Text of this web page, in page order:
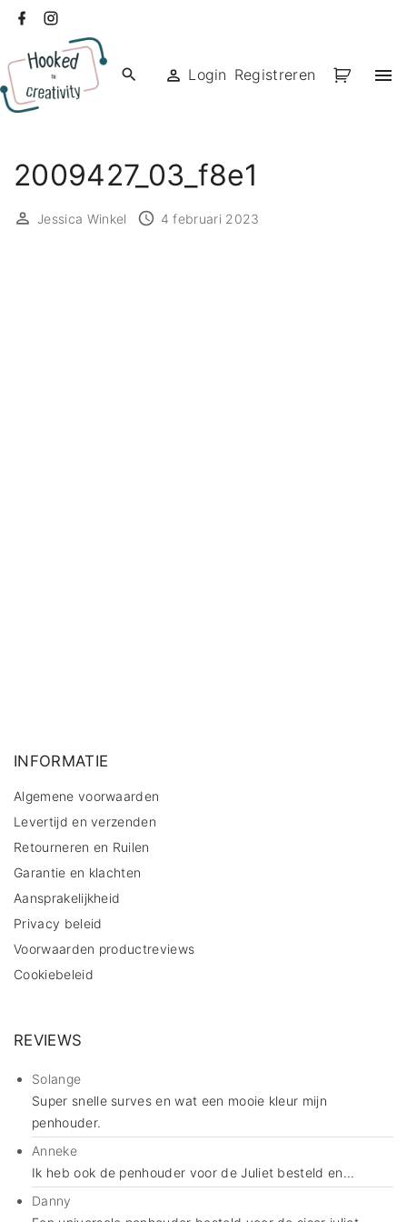
de
inhoud
facebook
Login Registreren
2009427_03_f8e1
Jessica Winkel 4 februari 2023
INFORMATIE
Algemene voorwaarden
Levertijd en verzenden
Retourneren en Ruilen
Garantie en klachten
Aansprakelijkheid
Privacy beleid
Voorwaarden productreviews
Cookiebeleid
REVIEWS
Solange
Super snelle surves en wat een mooie kleur mijn
penhouder.
Anneke
Ik heb ook de penhouder voor de Juliet besteld en...
Danny